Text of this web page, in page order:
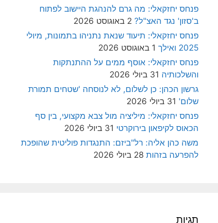
פנחס יחזקאלי: מה גרם להנהגת היישוב לפתוח
ב'סזון' נגד האצ"ל? 2 באוגוסט 2026
פנחס יחזקאלי: תיעוד שנאת נתניהו בתמונות, מיולי
2025 ואילך
1 באוגוסט 2026
פנחס יחזקאלי: אוסף ממים על ההתנתקות
והשלכותיה 31 ביולי 2026
גרשון הכהן: כן לשלום, לא לנוסחה 'שטחים תמורת
שלום' 31 ביולי 2026
פנחס יחזקאלי: מיליציה מול צבא מקצועי, בין סף
הכאוס לקיפאון בירוקרטי 31 ביולי 2026
משה כהן אליה: רל"ביזם: התנגדות פוליטית שהופכת
להפרעה בזהות 28 ביולי 2026
תגיות